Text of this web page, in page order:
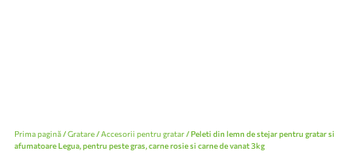
Prima pagină/Gratare/Accesorii pentru gratar/ Peleti din lemn de stejar pentru gratar si
afumatoare Legua, pentru peste gras, carne rosie si carne de vanat 3kg